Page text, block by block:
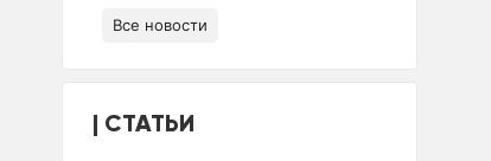
Все новости
СТАТЬИ